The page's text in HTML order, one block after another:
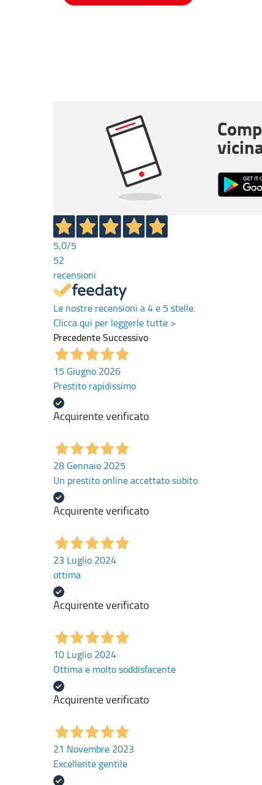
5,0/5
52
recensioni
Le nostre recensioni a 4 e 5 stelle.
Clicca qui per leggerle tutte >
PrecedenteSuccessivo
15 Giugno 2026
Prestito rapidissimo
Acquirente verificato
28 Gennaio 2025
Un prestito online accettato subito
Acquirente verificato
23 Luglio 2024
ottima
Acquirente verificato
10 Luglio 2024
Ottima e molto soddisfacente
Acquirente verificato
21 Novembre 2023
Excellente gentile